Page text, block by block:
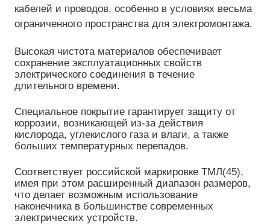
кабелей и проводов, особенно в условиях весьма
ограниченного пространства для электромонтажа.
Высокая чистота материалов обеспечивает
сохранение эксплуатационных свойств
электрического соединения в течение
длительного времени.
Специальное покрытие гарантирует защиту от
коррозии, возникающей из-за действия
кислорода, углекислого газа и влаги, а также
больших температурных перепадов.
Соответствует российской маркировке ТМЛ(45),
имея при этом расширенный диапазон размеров,
что делает возможным использование
наконечника в большинстве современных
электрических устройств.